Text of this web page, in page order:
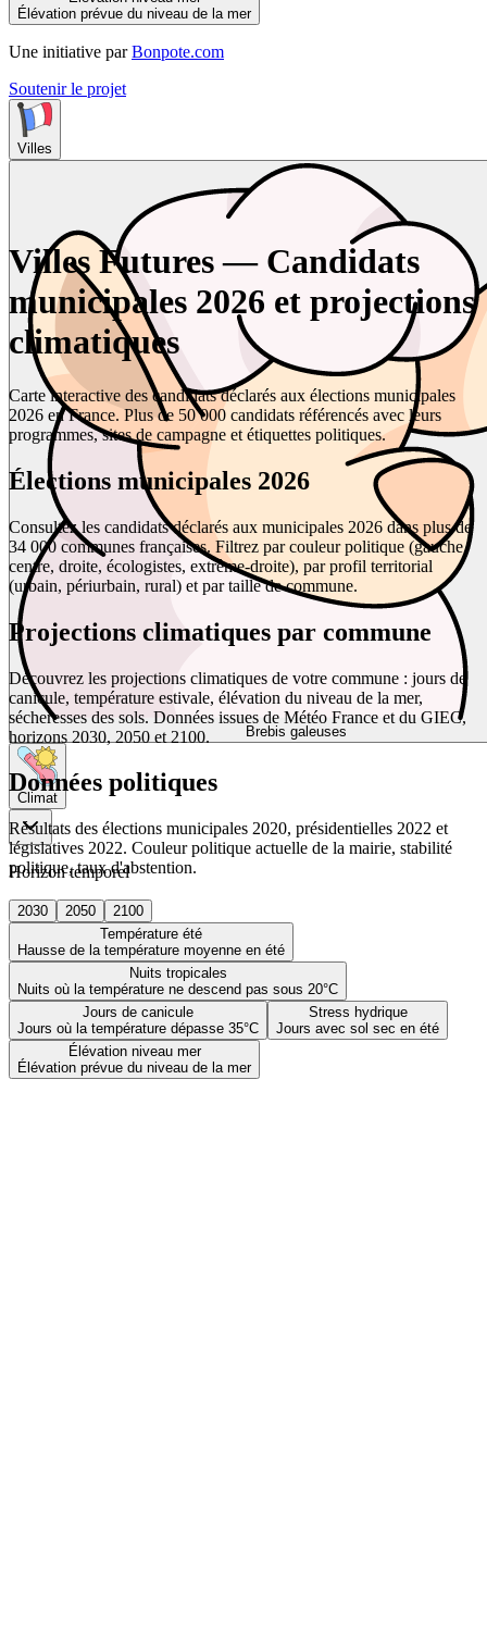
Élévation prévue du niveau de la mer
Une initiative par Bonpote.com
Soutenir le projet
Villes
Brebis galeuses
Climat
Horizon temporel
2030 2050
2100
Température été
Hausse de la température moyenne en été
Nuits tropicales
Nuits où la température ne descend pas sous 20°C
Jours de canicule
Jours où la température dépasse 35°C
Stress hydrique
Jours avec sol sec en été
Élévation niveau mer
Élévation prévue du niveau de la mer
Villes Futures — Candidats
municipales 2026 et projections
climatiques
Carte interactive des candidats déclarés aux élections municipales
2026 en France. Plus de 50 000 candidats référencés avec leurs
programmes, sites de campagne et étiquettes politiques.
Élections municipales 2026
Consultez les candidats déclarés aux municipales 2026 dans plus de
34 000 communes françaises. Filtrez par couleur politique (gauche,
centre, droite, écologistes, extrême-droite), par profil territorial
(urbain, périurbain, rural) et par taille de commune.
Projections climatiques par commune
Découvrez les projections climatiques de votre commune : jours de
canicule, température estivale, élévation du niveau de la mer,
sécheresses des sols. Données issues de Météo France et du GIEC,
horizons 2030, 2050 et 2100.
Données politiques
Résultats des élections municipales 2020, présidentielles 2022 et
législatives 2022. Couleur politique actuelle de la mairie, stabilité
politique, taux d'abstention.